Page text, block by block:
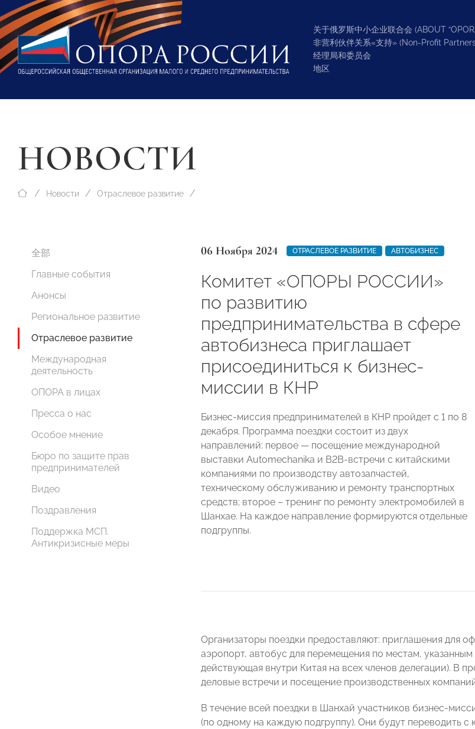
关于俄罗斯中小企业联合会 (ABOUT
非营利伙伴关系«支持» (Non-Profit
经理局和委员会
地区
НОВОСТИ
Новости Отраслевое развитие
全部
Главные события
Анонсы
Региональное развитие
Отраслевое развитие
Международная
деятельность
ОПОРА в лицах
Пресса о нас
Особое мнение
Бюро по защите прав
предпринимателей
Видео
Поздравления
Поддержка МСП.
Антикризисные меры
06 Ноября 2024 ОТРАСЛЕВОЕ РАЗВИТИЕ АВТОБИЗНЕС
Комитет «ОПОРЫ РОССИИ»
по развитию
предпринимательства в сфере
автобизнеса приглашает
присоединиться к бизнес-
миссии в КНР
Бизнес-миссия предпринимателей в КНР пройдет с 1 по 8
декабря. Программа поездки состоит из двух
направлений: первое — посещение международной
выставки Automechanika и B2B-встречи с китайскими
компаниями по производству автозапчастей,
техническому обслуживанию и ремонту транспортных
средств; второе – тренинг по ремонту электромобилей в
Шанхае. На каждое направление формируются отдельные
подгруппы.
Организаторы поездки предоставляют: приглашения для
аэропорт, автобус для перемещения по местам,
действующая внутри Китая на всех членов делегации). В
деловые встречи и посещение производственных
В течение всей поездки в Шанхай участников бизнес-
(по одному на каждую подгруппу). Они будут переводить с